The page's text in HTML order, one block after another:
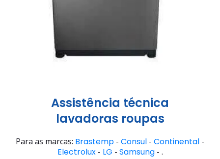
Assistência técnica
lavadoras roupas
Para as marcas: Brastemp - Consul - Continental -
Electrolux- LG - Samsung- .